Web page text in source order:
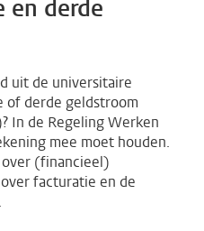
en derde
uit de universitaire
of derde geldstroom
In de Regeling Werken
mee moet houden.
(financieel)
facturatie en de